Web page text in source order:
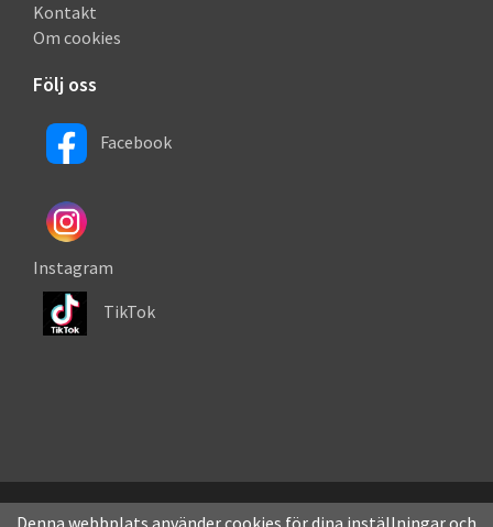
Kontakt
Om cookies
Följ oss
Facebook
Instagram
TikTok
Denna webbplats använder cookies för dina inställningar och